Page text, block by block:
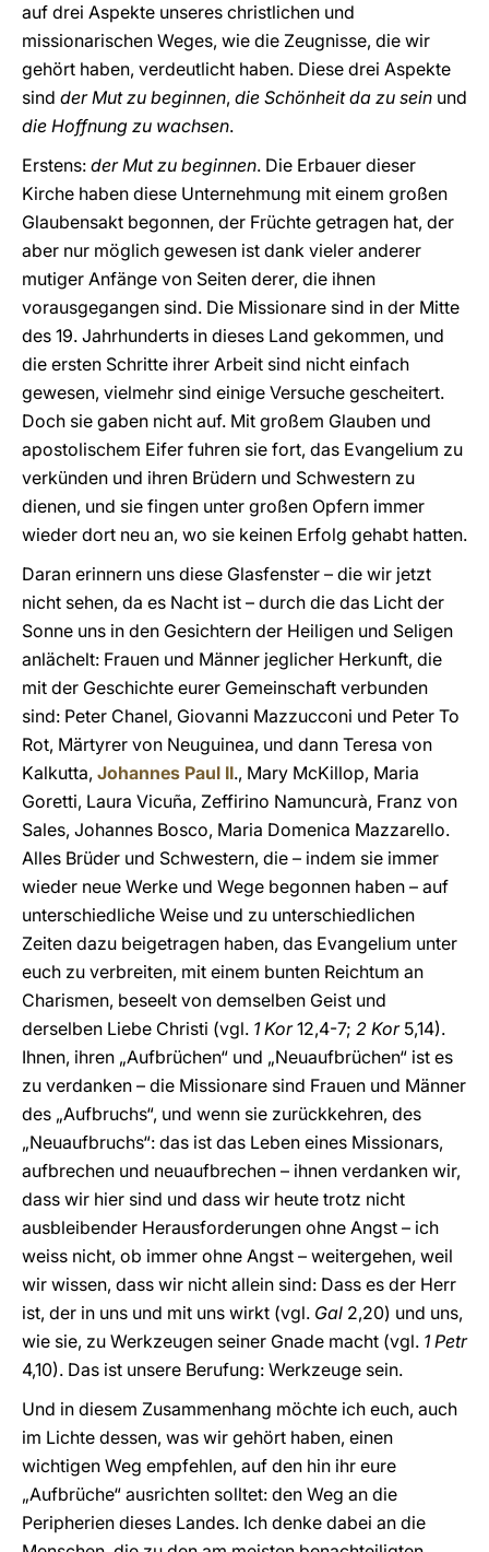
auf drei Aspekte unseres christlichen und
missionarischen Weges, wie die Zeugnisse, die wir
gehört haben, verdeutlicht haben. Diese drei Aspekte
sind der Mut zu beginnen, die Schönheit da zu sein und
die Hoffnung zu wachsen.
Erstens: der Mut zu beginnen. Die Erbauer dieser
Kirche haben diese Unternehmung mit einem großen
Glaubensakt begonnen, der Früchte getragen hat, der
aber nur möglich gewesen ist dank vieler anderer
mutiger Anfänge von Seiten derer, die ihnen
vorausgegangen sind. Die Missionare sind in der Mitte
des 19. Jahrhunderts in dieses Land gekommen, und
die ersten Schritte ihrer Arbeit sind nicht einfach
gewesen, vielmehr sind einige Versuche gescheitert.
Doch sie gaben nicht auf. Mit großem Glauben und
apostolischem Eifer fuhren sie fort, das Evangelium zu
verkünden und ihren Brüdern und Schwestern zu
dienen, und sie fingen unter großen Opfern immer
wieder dort neu an, wo sie keinen Erfolg gehabt hatten.
Daran erinnern uns diese Glasfenster – die wir jetzt
nicht sehen, da es Nacht ist – durch die das Licht der
Sonne uns in den Gesichtern der Heiligen und Seligen
anlächelt: Frauen und Männer jeglicher Herkunft, die
mit der Geschichte eurer Gemeinschaft verbunden
sind: Peter Chanel, Giovanni Mazzucconi und Peter To
Rot, Märtyrer von Neuguinea, und dann Teresa von
Kalkutta, Johannes Paul II., Mary McKillop, Maria
Goretti, Laura Vicuña, Zeffirino Namuncurà, Franz von
Sales, Johannes Bosco, Maria Domenica Mazzarello.
Alles Brüder und Schwestern, die – indem sie immer
wieder neue Werke und Wege begonnen haben – auf
unterschiedliche Weise und zu unterschiedlichen
Zeiten dazu beigetragen haben, das Evangelium unter
euch zu verbreiten, mit einem bunten Reichtum an
Charismen, beseelt von demselben Geist und
derselben Liebe Christi (vgl. 1 Kor12,4-7; 2 Kor5,14).
Ihnen, ihren „Aufbrüchen“ und „Neuaufbrüchen“ ist es
zu verdanken – die Missionare sind Frauen und Männer
des „Aufbruchs“, und wenn sie zurückkehren, des
„Neuaufbruchs“: das ist das Leben eines Missionars,
aufbrechen und neuaufbrechen – ihnen verdanken wir,
dass wir hier sind und dass wir heute trotz nicht
ausbleibender Herausforderungen ohne Angst – ich
weiss nicht, ob immer ohne Angst – weitergehen, weil
wir wissen, dass wir nicht allein sind: Dass es der Herr
ist, der in uns und mit uns wirkt (vgl. Gal 2,20) und uns,
wie sie, zu Werkzeugen seiner Gnade macht (vgl. 1 Petr
4,10). Das ist unsere Berufung: Werkzeuge sein.
Und in diesem Zusammenhang möchte ich euch, auch
im Lichte dessen, was wir gehört haben, einen
wichtigen Weg empfehlen, auf den hin ihr eure
„Aufbrüche“ ausrichten solltet: den Weg an die
Peripherien dieses Landes. Ich denke dabei an die